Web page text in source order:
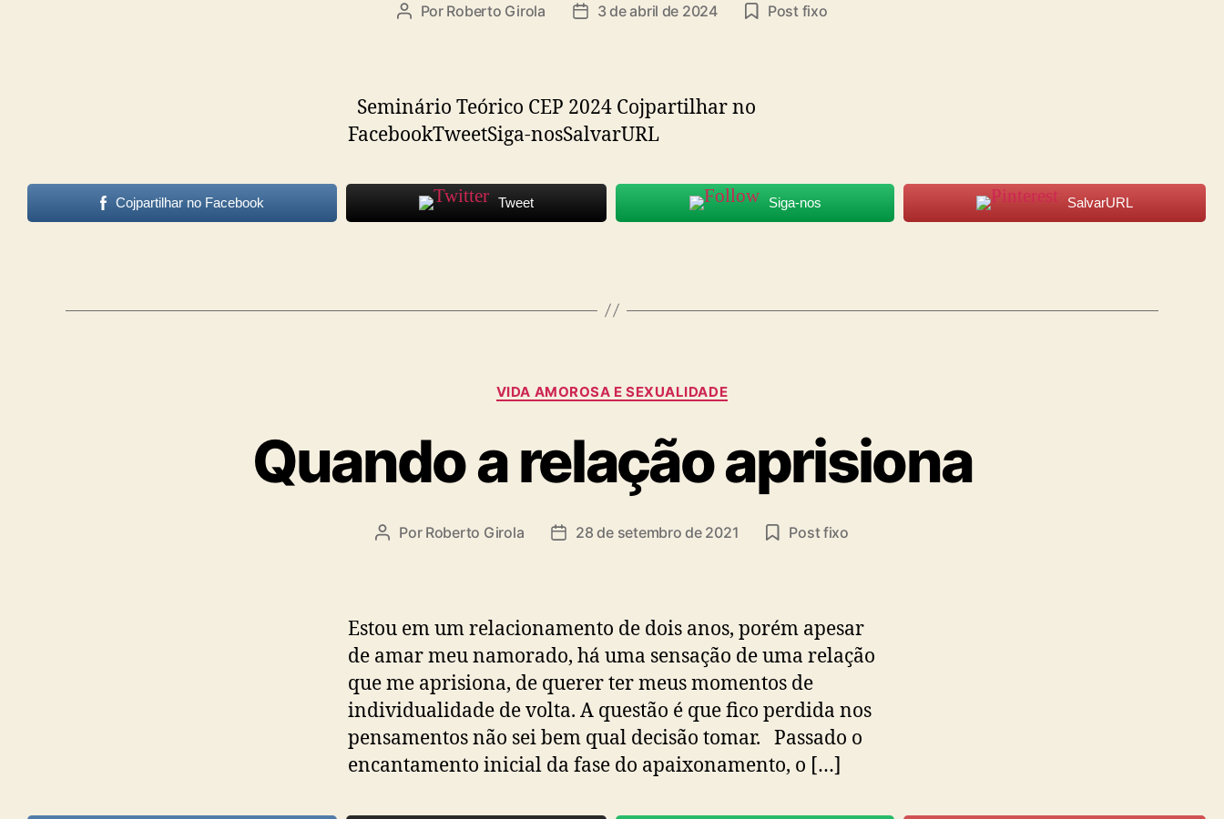
Autor
Por Roberto Girola
Data3 de abril de 2024 Post fixo
Seminário Teórico CEP 2024 Cojpartilhar no
FacebookTweetSiga-nosSalvarURL
Cojpartilhar no Facebook Tweet Siga-nos SalvarURL
Categorias
VIDA AMOROSA E SEXUALIDADE
Quando a relação aprisiona
Autor
Por Roberto Girola
Data28 de setembro de 2021 Post fixo
Estou em um relacionamento de dois anos, porém apesar
de amar meu namorado, há uma sensação de uma relação
que me aprisiona, de querer ter meus momentos de
individualidade de volta. A questão é que fico perdida nos
pensamentos não sei bem qual decisão tomar. Passado o
encantamento inicial da fase do apaixonamento, o […]